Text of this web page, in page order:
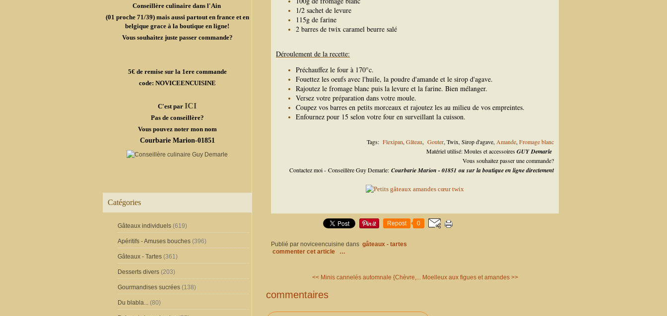
Conseillère culinaire dans l'Ain
(01 proche 71/39) mais aussi partout en france et en
belgique grace à la boutique en ligne!
Vous souhaitez juste passer commande?
5€ de remise sur la 1ere commande
code: NOVICEENCUISINE
C'est par ICI
Pas de conseillère?
Vous pouvez noter mon nom
Courbarie Marion-01851
Catégories
Gâteaux individuels (619)
Apéritifs - Amuses bouches (396)
Gâteaux - Tartes (361)
Desserts divers (203)
Gourmandises sucrées (138)
Du blabla... (80)
1/2 sachet de levure
115g de farine
2 barres de twix caramel beurre salé
Déroulement de la recette:
Préchauffez le four à 170°c.
Fouettez les oeufs avec l'huile, la poudre d'amande et le sirop d'agave.
Rajoutez le fromage blanc puis la levure et la farine. Bien mélanger.
Versez votre préparation dans votre moule.
Coupez vos barres en petits morceaux et rajoutez les au milieu de vos empreintes.
Enfournez pour 15 selon votre four en surveillant la cuisson.
Tags: Flexipan, Gâteau, Gouter, Twix, Sirop d'agave, Amande, Fromage blanc
Matériel utilisé: Moules et accessoiresGUY Demarle
Vous souhaitez passer une commande?
Contactez moi - Conseillère Guy Demarle: Courbarie Marion - 01851 ou sur la boutique en ligne directement
Repost 0
Publié par noviceencuisine dans gâteaux - tartes
commenter cet article
…
<< Minis cannelés automnale {Chèvre,... Moelleux aux figues et amandes >>
commentaires